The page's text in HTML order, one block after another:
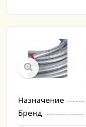
Назначение
Бренд